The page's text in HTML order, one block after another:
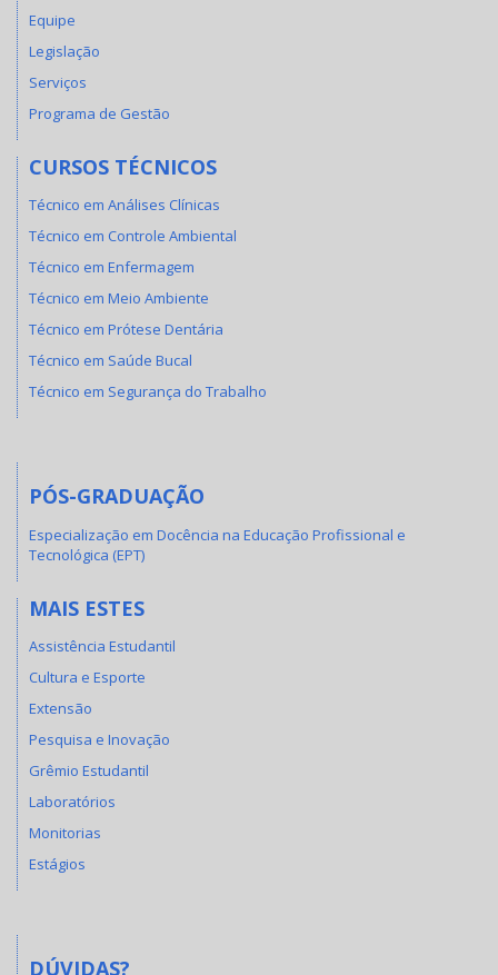
Equipe
Legislação
Serviços
Programa de Gestão
CURSOS TÉCNICOS
Técnico em Análises Clínicas
Técnico em Controle Ambiental
Técnico em Enfermagem
Técnico em Meio Ambiente
Técnico em Prótese Dentária
Técnico em Saúde Bucal
Técnico em Segurança do Trabalho
PÓS-GRADUAÇÃO
Especialização em Docência na Educação Profissional e
Tecnológica (EPT)
MAIS ESTES
Assistência Estudantil
Cultura e Esporte
Extensão
Pesquisa e Inovação
Grêmio Estudantil
Laboratórios
Monitorias
Estágios
DÚVIDAS?